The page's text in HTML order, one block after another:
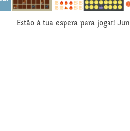
Estão à tua espera para jogar!